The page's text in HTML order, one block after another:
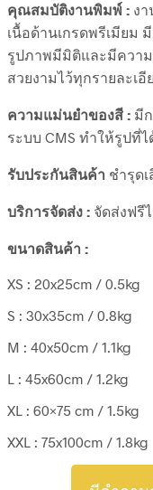
คุณสมบัติงานพิมพ์ : ง
เนื้อด้านเกรดพรีเมียม
รูปภาพมีมิติและมีควา
สวยงามไว้ทุกรายละเอี
ความแม่นยำของสี : มี
ระบบ CMS ทำให้รูปที่
รับประกันสินค้า ชำรุด
บริการจัดส่ง : จัดส่งฟรี
ขนาดสินค้า :
XS : 20x25cm / 0.5kg
S : 30x35cm / 0.8kg
M : 40x50cm / 1.1kg
L : 45x60cm / 1.2kg
XL : 60×75 cm / 1.5kg
XXL : 75x100cm / 1.8kg